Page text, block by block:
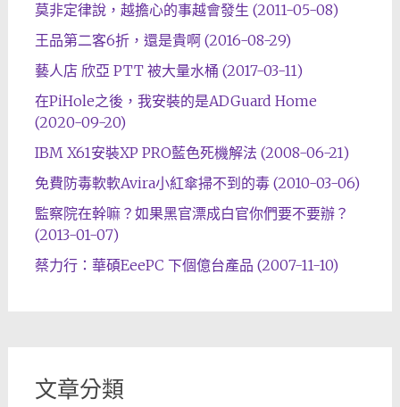
莫非定律說，越擔心的事越會發生 (2011-05-08)
王品第二客6折，還是貴啊 (2016-08-29)
藝人店 欣亞 PTT 被大量水桶 (2017-03-11)
在PiHole之後，我安裝的是ADGuard Home
(2020-09-20)
IBM X61安裝XP PRO藍色死機解法 (2008-06-21)
免費防毒軟軟Avira小紅傘掃不到的毒 (2010-03-06)
監察院在幹嘛？如果黑官漂成白官你們要不要辦？
(2013-01-07)
蔡力行：華碩EeePC 下個億台產品 (2007-11-10)
文章分類